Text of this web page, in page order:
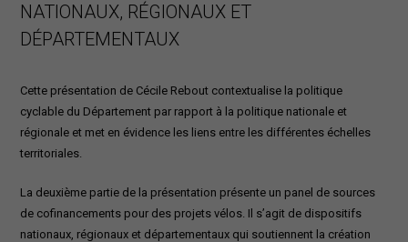
NATIONAUX, RÉGIONAUX ET
DÉPARTEMENTAUX
Cette présentation de Cécile Rebout contextualise la politique
cyclable du Département par rapport à la politique nationale et
régionale et met en évidence les liens entre les différentes échelles
territoriales.
La deuxième partie de la présentation présente un panel de sources
de cofinancements pour des projets vélos. Il s’agit de dispositifs
nationaux, régionaux et départementaux qui soutiennent la création